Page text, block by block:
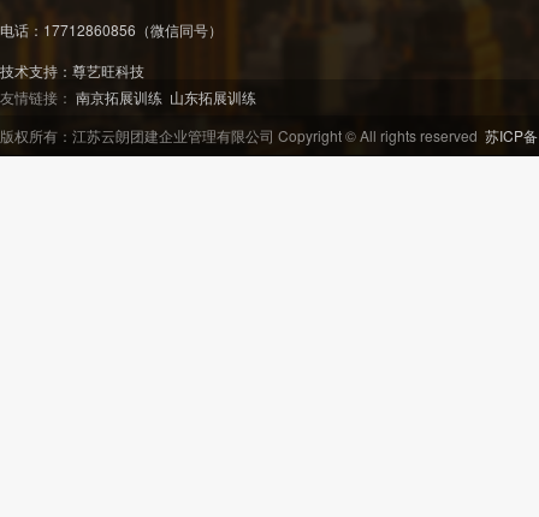
电话：17712860856（微信同号）
技术支持： 尊艺旺科技
友情链接： 南京拓展训练 山东拓展训练
版权所有：江苏云朗团建企业管理有限公司 Copyright © All rights reserved 苏ICP